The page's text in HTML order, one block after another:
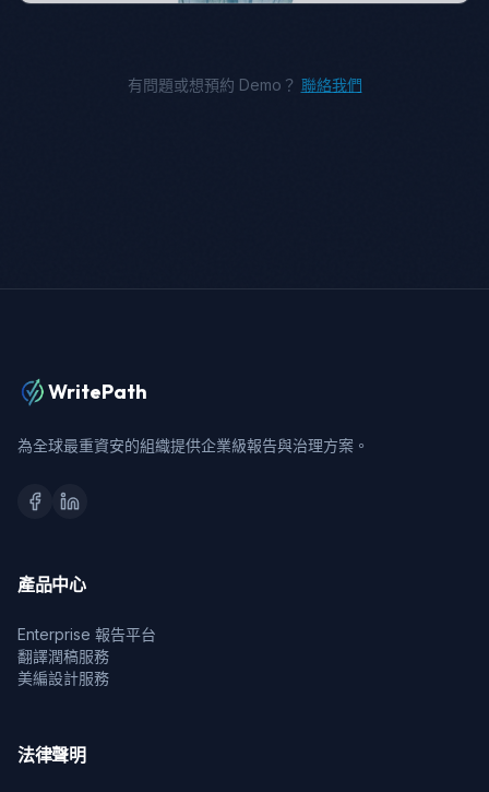
有問題或想預約 Demo？ 聯絡我們
WritePath
為全球最重資安的組織提供企業級報告與治理方案。
產品中心
Enterprise 報告平台
翻譯潤稿服務
美編設計服務
法律聲明